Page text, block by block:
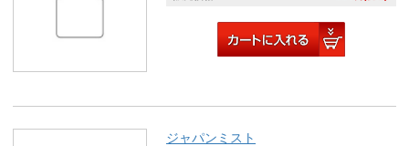
ジャパンミスト